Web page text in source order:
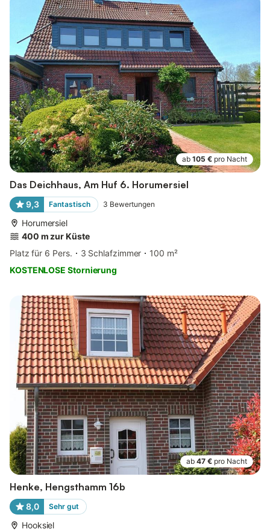
ab 105 € pro Nacht
Das Deichhaus, Am Huf 6. Horumersiel
9,3 Fantastisch 3 Bewertungen
Horumersiel
400 m zur Küste
Platz für 6 Pers.
3 Schlafzimmer
100 m²
KOSTENLOSE Stornierung
ab 47 € pro Nacht
Henke, Hengsthamm 16b
8,0 Sehr gut
Hooksiel